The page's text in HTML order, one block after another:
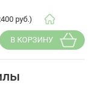
руб.)
В КОРЗИНУ